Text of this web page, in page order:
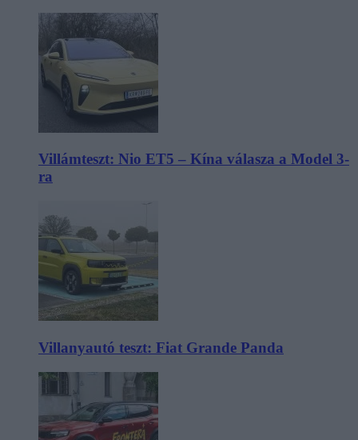
Villámteszt: Nio ET5 – Kína válasza a Model 3-
ra
Villanyautó teszt: Fiat Grande Panda